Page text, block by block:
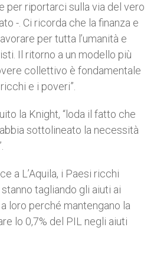
per riportarci sulla via del vero
-. Ci ricorda che la finanza e
per tutta l’umanità e
Il ritorno a un modello più
collettivo è fondamentale
e i poveri”.
la Knight, “loda il fatto che
sottolineato la necessità
a L’Aquila, i Paesi ricchi
tagliando gli aiuti ai
loro perché mantengano la
lo 0,7% del PIL negli aiuti